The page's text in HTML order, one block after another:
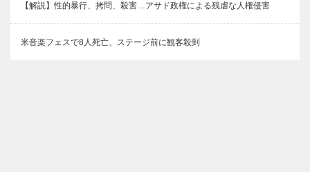
【解説】性的暴行、拷問、殺害…アサド政権による残虐な人権侵害
米音楽フェスで8人死亡、ステージ前に観客殺到